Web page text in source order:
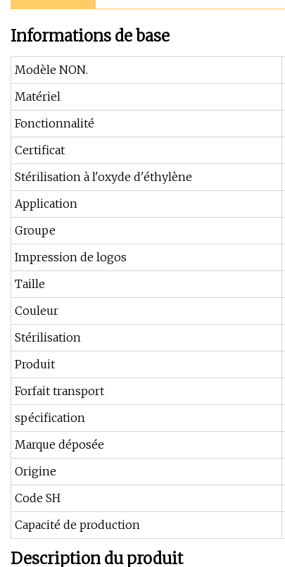
Informations de base
Modèle NON.
Matériel
Fonctionnalité
Certificat
Stérilisation à l'oxyde d'éthylène
Application
Groupe
Impression de logos
Taille
Couleur
Stérilisation
Produit
Forfait transport
spécification
Marque déposée
Origine
Code SH
Capacité de production
Description du produit